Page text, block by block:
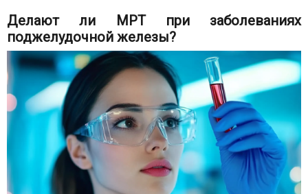
Делают ли МРТ при заболеваниях
поджелудочной железы?